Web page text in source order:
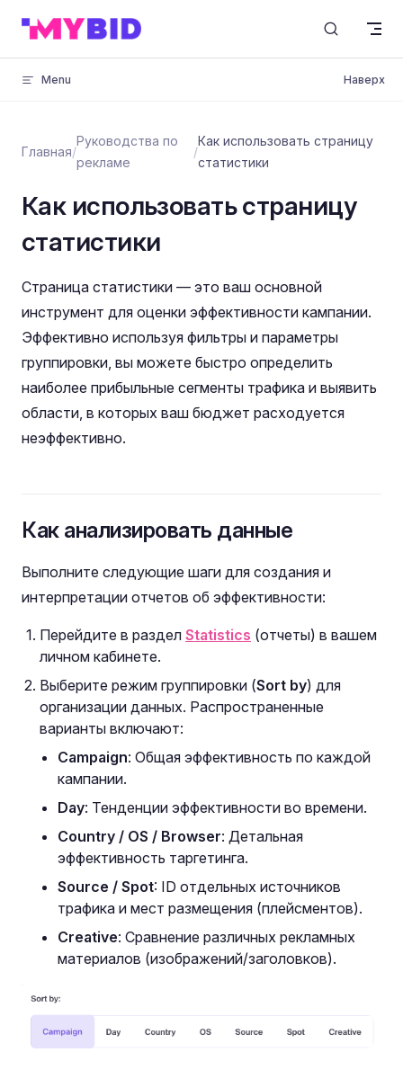
Skip to content
Menu Наверх
Главная/
Руководства по
рекламе
/
Как использовать страницу
статистики
Как использовать страницу
статистики
Страница статистики — это ваш основной
инструмент для оценки эффективности кампании.
Эффективно используя фильтры и параметры
группировки, вы можете быстро определить
наиболее прибыльные сегменты трафика и выявить
области, в которых ваш бюджет расходуется
неэффективно.
Как анализировать данные
Выполните следующие шаги для создания и
интерпретации отчетов об эффективности:
Перейдите в раздел Statistics (отчеты) в вашем
личном кабинете.
Выберите режим группировки (Sort by) для
организации данных. Распространенные
варианты включают:
Campaign: Общая эффективность по каждой
кампании.
Day: Тенденции эффективности во времени.
Country / OS / Browser: Детальная
эффективность таргетинга.
Source / Spot: ID отдельных источников
трафика и мест размещения (плейсментов).
Creative: Сравнение различных рекламных
материалов (изображений/заголовков).